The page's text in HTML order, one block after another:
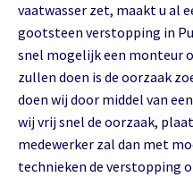
vaatwasser zet, maakt u al
gootsteen verstopping in
snel mogelijk een monteur
zullen doen is de oorzaak
doen wij door middel van
wij vrij snel de oorzaak,
medewerker zal dan met
technieken de verstopping